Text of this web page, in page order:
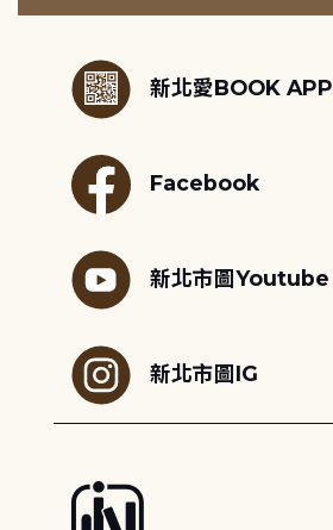
新北愛BOOK APP
Facebook
新北市圖Youtube
新北市圖IG